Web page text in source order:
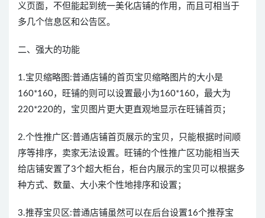
义页面，不但能起到统一美化店铺的作用，而且可相当于
多几个信息区和公告区。
二、强大的功能
1.宝贝缩略图:普通店铺的首页宝贝缩略图片的大小是
160*160，旺铺的则可以设置最小为160*160，最大为
220*220的，宝贝图片更大更直观地显示在旺铺首页；
2.个性推广区:普通店铺首页展示的宝贝，只能根据时间顺
序等排序，卖家无法设置。旺铺的个性推广区功能相当天
给店铺安置了3个超大柜台，柜台内展示的宝贝可以根据多
种方式、数量、大小来个性地排序和设置；
3.推荐宝贝区:普通店铺虽然可以在后台设置16个推荐宝